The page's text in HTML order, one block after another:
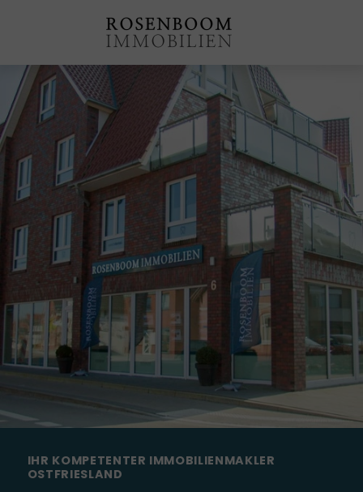
IHR KOMPETENTER IMMOBILIENMAKLER
OSTFRIESLAND